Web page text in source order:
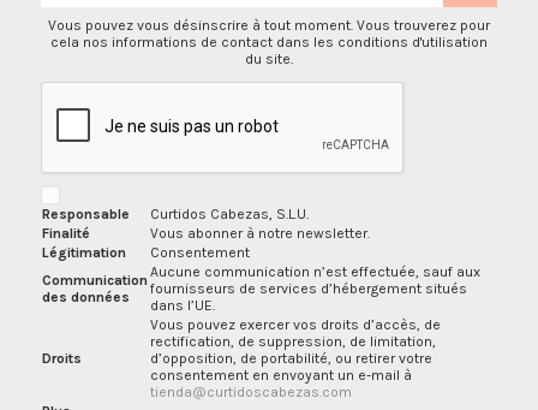
Vous pouvez vous désinscrire à tout moment. Vous trouverez pour
cela nos informations de contact dans les conditions d'utilisation
du site.
Responsable
Curtidos Cabezas, S.L.U.
Finalité
Vous abonner à notre newsletter.
Légitimation
Consentement
Communication
des données
Aucune communication n’est effectuée, sauf aux
fournisseurs de services d’hébergement situés
dans l’UE.
Droits
Vous pouvez exercer vos droits d’accès, de
rectification, de suppression, de limitation,
d’opposition, de portabilité, ou retirer votre
consentement en envoyant un e-mail à
tienda@curtidoscabezas.com